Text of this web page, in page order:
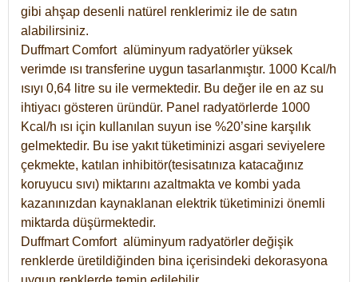
gibi ahşap desenli natürel renklerimiz ile de satın
alabilirsiniz.
Duffmart Comfort alüminyum radyatörler yüksek
verimde ısı transferine uygun tasarlanmıştır. 1000 Kcal/h
ısıyı 0,64 litre su ile vermektedir. Bu değer ile en az su
ihtiyacı gösteren üründür. Panel radyatörlerde 1000
Kcal/h ısı için kullanılan suyun ise %20’sine karşılık
gelmektedir. Bu ise yakıt tüketiminizi asgari seviyelere
çekmekte, katılan inhibitör(tesisatınıza katacağınız
koruyucu sıvı) miktarını azaltmakta ve kombi yada
kazanınızdan kaynaklanan elektrik tüketiminizi önemli
miktarda düşürmektedir.
Duffmart Comfort alüminyum radyatörler değişik
renklerde üretildiğinden bina içerisindeki dekorasyona